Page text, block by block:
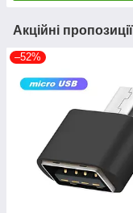
Акційні
–52%